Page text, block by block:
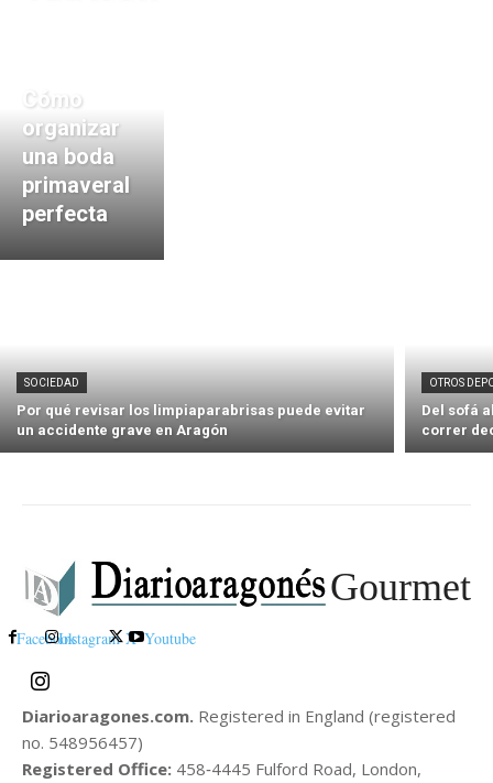
Cómo
organizar
una boda
primaveral
perfecta
SOCIEDAD
Por qué revisar los limpiaparabrisas puede evitar
un accidente grave en Aragón
OTROS
Del sofá
correr
Gourmet
FacebookInstagram X Youtube
Diarioaragones.com. Registered in England (registered
no. 548956457)
Registered Office: 458‑4445 Fulford Road, London,